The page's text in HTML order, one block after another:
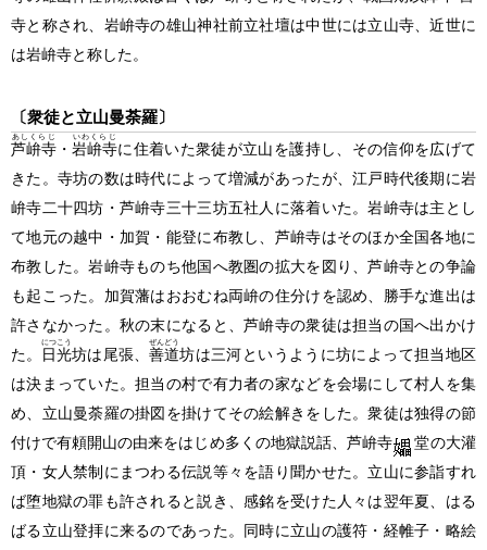
寺と称され、岩峅寺の雄山神社前立社壇は中世には立山寺、近世に
は岩峅寺と称した。
〔衆徒と立山曼荼羅〕
芦峅寺
あしくらじ
・ 岩峅寺
いわくらじ
に住着いた衆徒が立山を護持し、その信仰を広げて
きた。寺坊の数は時代によって増減があったが、江戸時代後期に岩
峅寺二十四坊・芦峅寺三十三坊五社人に落着いた。岩峅寺は主とし
て地元の越中・加賀・能登に布教し、芦峅寺はそのほか全国各地に
布教した。岩峅寺ものち他国へ教圏の拡大を図り、芦峅寺との争論
も起こった。加賀藩はおおむね両峅の住分けを認め、勝手な進出は
許さなかった。秋の末になると、芦峅寺の衆徒は担当の国へ出かけ
た。
日光
につこう
坊は尾張、 善道
ぜんどう
坊は三河というように坊によって担当地区
は決まっていた。担当の村で有力者の家などを会場にして村人を集
め、立山曼荼羅の掛図を掛けてその絵解きをした。衆徒は独得の節
付けで有頼開山の由来をはじめ多くの地獄説話、芦峅寺
堂の大灌
頂・女人禁制にまつわる伝説等々を語り聞かせた。立山に参詣すれ
ば堕地獄の罪も許されると説き、感銘を受けた人々は翌年夏、はる
ばる立山登拝に来るのであった。同時に立山の護符・経帷子・略絵